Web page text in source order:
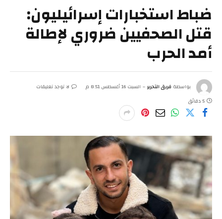
ضباط استخبارات إسرائيليون:
قتل الصحفيين ضروري لإطالة
أمد الحرب
بواسطة فريق التحرير السبت 16 أغسطس 8:51 م
لا توجد تعليقات
5 دقائق